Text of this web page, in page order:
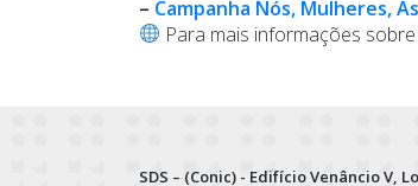
– Campanha Nós, Mulheres,
Para mais informações sobre
SDS – (Conic) - Edifício Venâncio V,